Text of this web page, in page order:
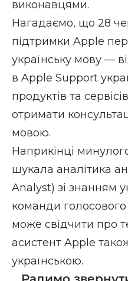
виконавцями.
Нагадаємо, що 28
підтримки Apple
українську мову —
в Apple Support
продуктів та
отримати
мовою.
Наприкінці
шукала аналітика
Analyst) зі знанням
команди
може свідчити про
асистент Apple
українською.